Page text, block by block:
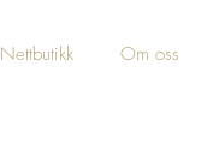
Nettbutikk Om oss